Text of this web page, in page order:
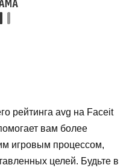
рейтинга avg на Faceit
вам более
игровым процессом,
целей. Будьте в